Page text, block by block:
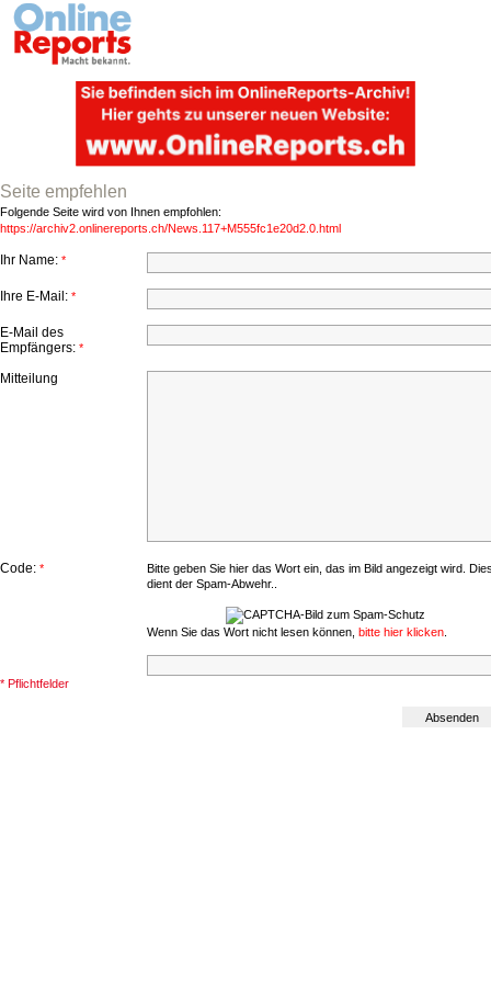
Seite empfehlen
Folgende Seite wird von Ihnen empfohlen:
https://archiv2.onlinereports.ch/News.117+M555fc1e20d2.0.html
Ihr Name: *
Ihre E-Mail: *
E-Mail des
Empfängers: *
Mitteilung
Code: *
Bitte geben Sie hier das Wort ein, das im Bild angezeigt wird.
dient der Spam-Abwehr..
Wenn Sie das Wort nicht lesen können, bitte hier klicken
* Pflichtfelder